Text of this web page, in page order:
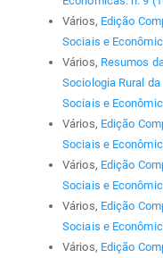
Vários, Edição
Sociais e
Vários, Resumos
Sociologia Rural da
Sociais e
Vários, Edição
Sociais e
Vários, Edição
Sociais e
Vários, Edição
Sociais e
Vários, Edição